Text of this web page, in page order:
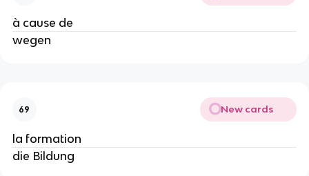
à cause de
wegen
69 New cards
la formation
die Bildung